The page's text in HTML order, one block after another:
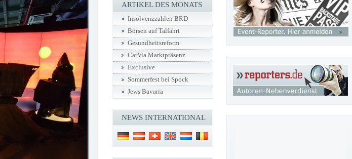
ARTIKEL DES MONATS
Insolvenzzahlen BRD
Börsen auf Talfahrt
Gesundheitsreform
CarVia Marktpräsenz
Exclusive
Sommerfest bei Spock
Jews Bavaria
NEWS INTERNATIONAL